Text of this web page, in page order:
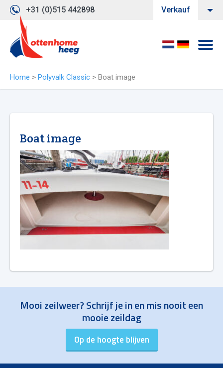
+31 (0)515 442898 Verkauf
Home > Polyvalk Classic > Boat image
Boat image
Mooi zeilweer? Schrijf je in en mis nooit een
mooie zeildag